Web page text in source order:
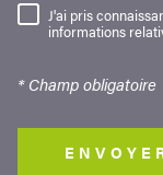
J'ai pris
informations
* Champ obligatoire